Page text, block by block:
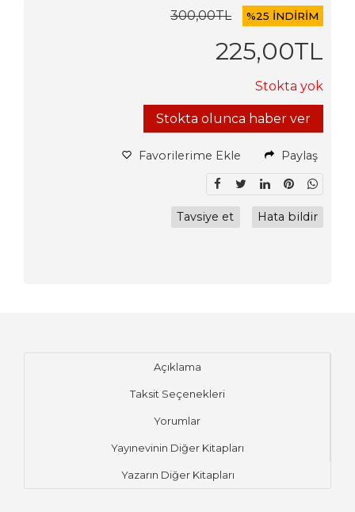
300,00TL %25 İNDİRİM
225,00TL
Stokta yok
Stokta olunca haber ver
Favorilerime Ekle Paylaş
Tavsiye et Hata bildir
Açıklama
Taksit Seçenekleri
Yorumlar
Yayınevinin Diğer Kitapları
Yazarın Diğer Kitapları